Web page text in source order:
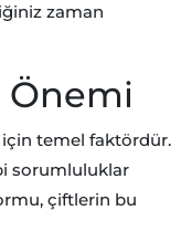
zaman
Önemi
için temel faktördür.
sorumluluklar
çiftlerin bu